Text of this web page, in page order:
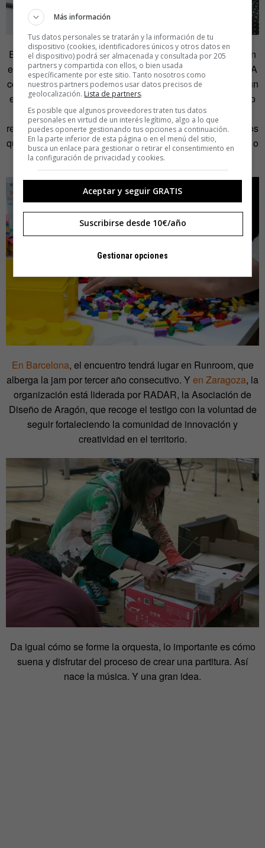
En Madrid, la jam se celebrará en la Miami Ad School. Con
el nombre deMadServiceJam, la dinámica incorpora a la IA
como parte del ecosistema de servicio. Sin convertirla en un
evento de herramientas, los equipos podrán explorar cómo
la inteligencia artificial puede actuar como proveedora o
receptora dentro de servicios reales, y apoyarse en recursos
que ayuden a acelerar fases como elresearch, la ideación o
el prototipado.
En Barcelona, el encuentro tendrá lugar en Runroom, que
alberga la jam por tercer año consecutivo. Yen Zaragoza, la
organización está liderada por RADAR, la Asociación de
Diseño de Aragón, que recoge el testigo con la voluntad de
seguir fortaleciendo la comunidad de innovación y
creatividad en el territorio.
Da igual cómo se forme la orquesta, lo importante es cómo
suena y disfrutar del proceso de crear una partitura. Así
nace la música. Y una gran idea.
Más información
Tus datos personales se tratarán y la información de tu
dispositivo (cookies, identificadores únicos y otros datos en
el dispositivo) podrá ser almacenada y consultada por 205
partners y compartida con ellos, o bien usada
específicamente por este sitio. Tanto nosotros como
nuestros partners podemos usar datos precisos de
geolocalización. Lista de partners.
Es posible que algunos proveedores traten tus datos
personales en virtud de un interés legítimo, algo a lo que
puedes oponerte gestionando tus opciones a continuación.
En la parte inferior de esta página o en el menú del sitio,
busca un enlace para gestionar o retirar el consentimiento en
la configuración de privacidad y cookies.
Aceptar y seguir GRATIS
Suscribirse desde 10€/año
Gestionar opciones